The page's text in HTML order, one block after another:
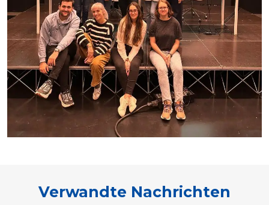
Verwandte Nachrichten